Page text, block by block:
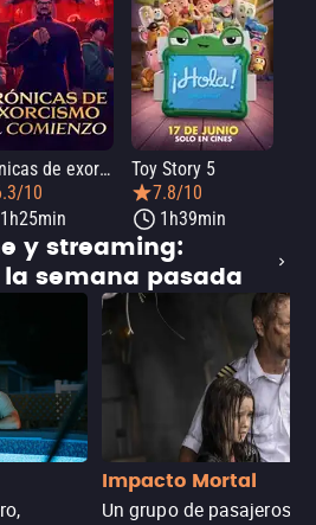
Crónicas de exorcismo: El comienzo
10
1h25min
Toy Story 5
7.8/10
1h39min
y streaming:
semana pasada
Impacto Mortal
Un grupo de pasajeros